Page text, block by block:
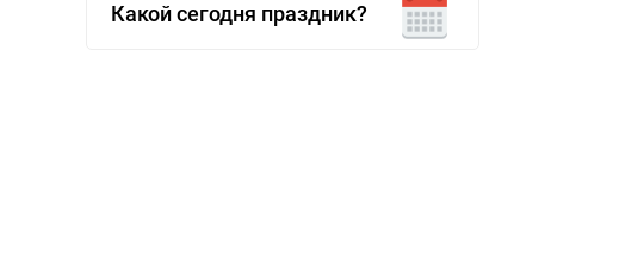
Какой сегодня праздник?